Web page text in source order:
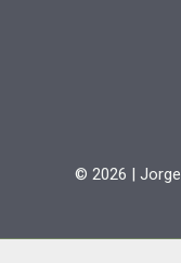
© 2026 |